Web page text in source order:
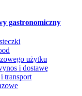
gastronomiczny
użytku
i dostawę
transport